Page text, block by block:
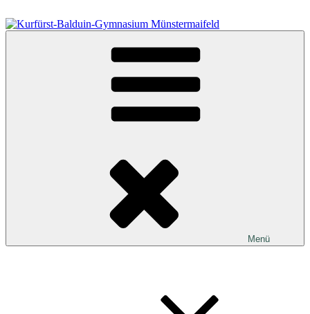
Inhalt
springen
Kurfürst-Balduin-Gymnasium Münstermaifeld
Menü